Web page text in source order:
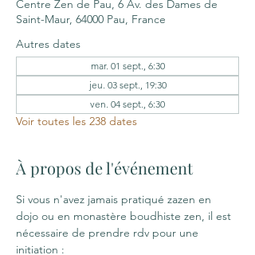
Centre Zen de Pau, 6 Av. des Dames de
Saint-Maur, 64000 Pau, France
Autres dates
mar. 01 sept., 6:30
jeu. 03 sept., 19:30
ven. 04 sept., 6:30
Voir toutes les 238 dates
À propos de l'événement
Si vous n'avez jamais pratiqué zazen en
dojo ou en monastère boudhiste zen, il est
nécessaire de prendre rdv pour une
initiation :